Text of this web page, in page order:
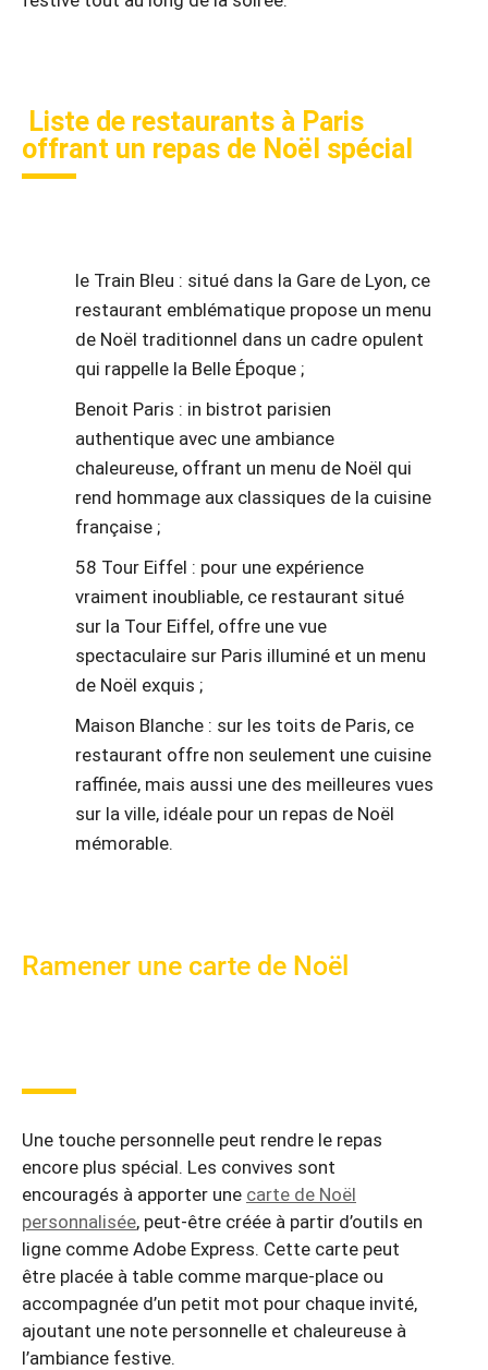
Liste de restaurants à Paris
offrant un repas de Noël spécial
le Train Bleu : situé dans la Gare de Lyon, ce
restaurant emblématique propose un menu
de Noël traditionnel dans un cadre opulent
qui rappelle la Belle Époque ;
Benoit Paris : in bistrot parisien
authentique avec une ambiance
chaleureuse, offrant un menu de Noël qui
rend hommage aux classiques de la cuisine
française ;
58 Tour Eiffel : pour une expérience
vraiment inoubliable, ce restaurant situé
sur la Tour Eiffel, offre une vue
spectaculaire sur Paris illuminé et un menu
de Noël exquis ;
Maison Blanche : sur les toits de Paris, ce
restaurant offre non seulement une cuisine
raffinée, mais aussi une des meilleures vues
sur la ville, idéale pour un repas de Noël
mémorable.
Ramener une carte de Noël
Une touche personnelle peut rendre le repas
encore plus spécial. Les convives sont
encouragés à apporter une carte de Noël
personnalisée, peut-être créée à partir d’outils en
ligne comme Adobe Express. Cette carte peut
être placée à table comme marque-place ou
accompagnée d’un petit mot pour chaque invité,
ajoutant une note personnelle et chaleureuse à
l’ambiance festive.